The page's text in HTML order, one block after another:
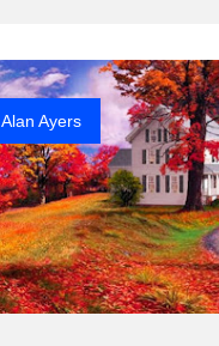
Hiperrealistas: Chen
Shanghai China
Alan Ayers